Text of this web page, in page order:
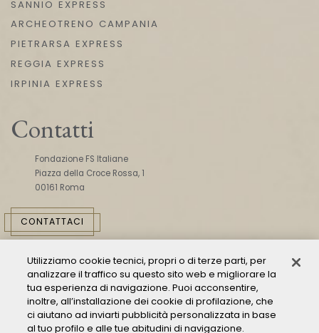
SANNIO EXPRESS
ARCHEOTRENO CAMPANIA
PIETRARSA EXPRESS
REGGIA EXPRESS
IRPINIA EXPRESS
Contatti
Fondazione FS Italiane
Piazza della Croce Rossa, 1
00161 Roma
CONTATTACI
Consulta il Modello 231
Utilizziamo cookie tecnici, propri o di terze parti, per
analizzare il traffico su questo sito web e migliorare la
tua esperienza di navigazione. Puoi acconsentire,
inoltre, all’installazione dei cookie di profilazione, che
ci aiutano ad inviarti pubblicità personalizzata in base
al tuo profilo e alle tue abitudini di navigazione.